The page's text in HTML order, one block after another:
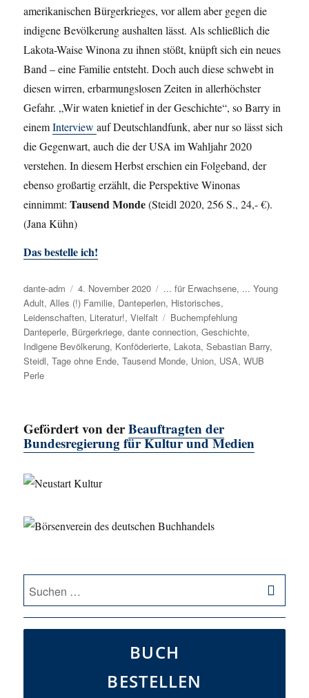
amerikanischen Bürgerkrieges, vor allem aber gegen die
indigene Bevölkerung aushalten lässt. Als schließlich die
Lakota-Waise Winona zu ihnen stößt, knüpft sich ein neues
Band – eine Familie entsteht. Doch auch diese schwebt in
diesen wirren, erbarmungslosen Zeiten in allerhöchster
Gefahr. „Wir waten knietief in der Geschichte“, so Barry in
einemInterviewauf Deutschlandfunk, aber nur so lässt sich
die Gegenwart, auch die der USA im Wahljahr 2020
verstehen. In diesem Herbst erschien ein Folgeband, der
ebenso großartig erzählt, die Perspektive Winonas
einnimmt:Tausend Monde(Steidl 2020, 256 S., 24,- €).
(Jana Kühn)
Das bestelle ich!
Autor
dante-adm
Veröffentlicht
am
4. November 2020 Kategorien
... für Erwachsene, ... Young
Adult,Alles (!) Familie, Danteperlen, Historisches,
Leidenschaften, Literatur!,Vielfalt Schlagwörter
Buchempfehlung
Danteperle, Bürgerkriege,dante connection,Geschichte,
Indigene Bevölkerung, Konföderierte, Lakota,Sebastian Barry,
Steidl,Tage ohne Ende,Tausend Monde, Union, USA,WUB
Perle
Gefördert von derBeauftragten der
Bundesregierung für Kultur und Medien
Suche
nach:
BUCH
BESTELLEN